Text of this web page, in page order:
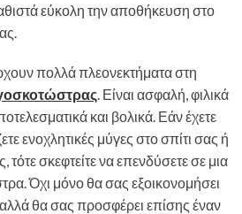
εύκολη την αποθήκευση στο
πολλά πλεονεκτήματα στη
. Είναι ασφαλή, φιλικά
και βολικά. Εάν έχετε
ενοχλητικές μύγες στο σπίτι σας ή
σκεφτείτε να επενδύσετε σε μια
Όχι μόνο θα σας εξοικονομήσει
θα σας προσφέρει επίσης έναν